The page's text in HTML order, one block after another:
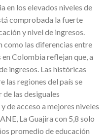
en los elevados niveles de
comprobada la fuerte
y nivel de ingresos.
como las diferencias entre
Colombia reflejan que, a
ingresos. Las históricas
las regiones del país se
las desiguales
de acceso a mejores niveles
La Guajira con 5,8 solo
promedio de educación